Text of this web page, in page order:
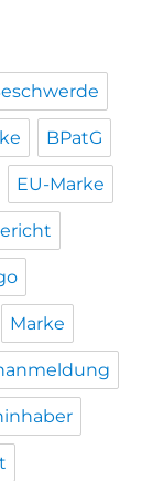
BPatG
EU-Marke
Marke